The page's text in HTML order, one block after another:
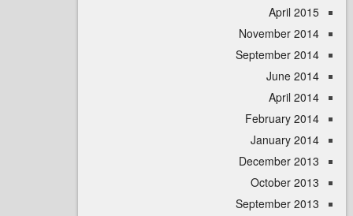
April
November
September
June
April
February
January
December
October
September